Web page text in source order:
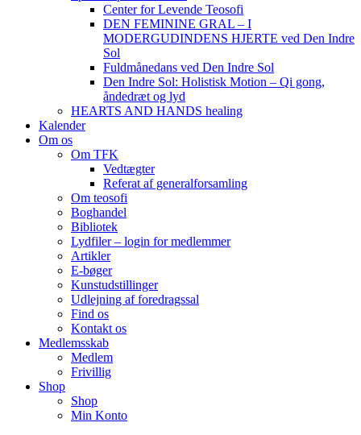
Center for Levende Teosofi
DEN FEMININE GRAL – I
MODERGUDINDENS HJERTE ved Den Indre
Sol
Fuldmånedans ved Den Indre Sol
Den Indre Sol: Holistisk Motion – Qi gong,
åndedræt og lyd
HEARTS AND HANDS healing
Kalender
Om os
Om TFK
Vedtægter
Referat af generalforsamling
Om teosofi
Boghandel
Bibliotek
Lydfiler – login for medlemmer
Artikler
E-bøger
Kunstudstillinger
Udlejning af foredragssal
Find os
Kontakt os
Medlemsskab
Medlem
Frivillig
Shop
Shop
Min Konto